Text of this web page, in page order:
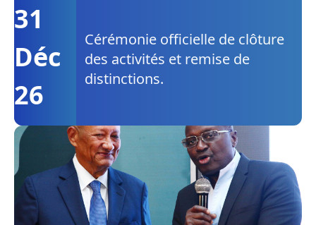
31
Déc
26
Cérémonie officielle de clôture
des activités et remise de
distinctions.